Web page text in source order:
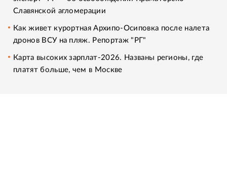
Славянской агломерации
Как живет курортная Архипо-Осиповка после налета
дронов ВСУ на пляж. Репортаж "РГ"
Карта высоких зарплат-2026. Названы регионы, где
платят больше, чем в Москве